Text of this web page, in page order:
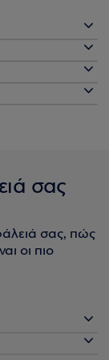
σας
σας, πώς
οι πιο